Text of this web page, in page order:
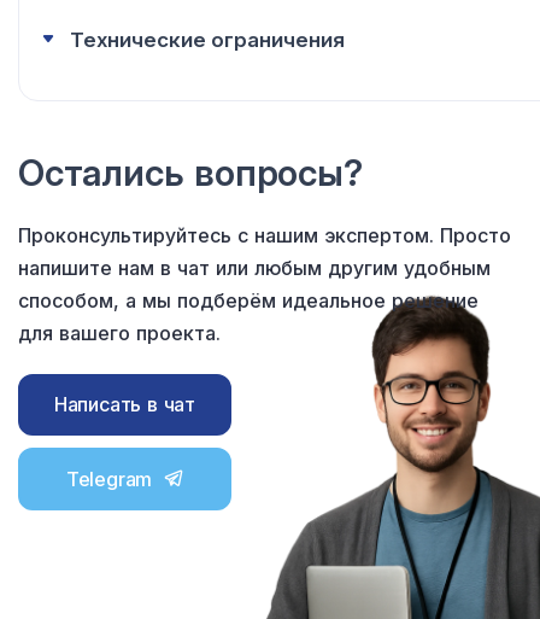
Технические ограничения
Остались вопросы?
Проконсультируйтесь с нашим экспертом. Просто
напишите нам в чат или любым другим удобным
способом, а мы подберём идеальное решение
для вашего проекта.
Написать в чат
Telegram